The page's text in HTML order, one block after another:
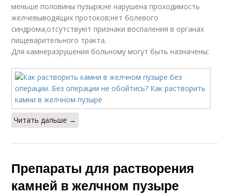
меньше половины пузыря;не нарушена проходимость
желчевыводящих протоков;нет болевого
синдрома;отсутствуют признаки воспаления в органах
пищеварительного тракта.
Для камнеразрушения больному могут быть назначены:
Читать дальше →
Препараты для растворения
камней в желчном пузыре